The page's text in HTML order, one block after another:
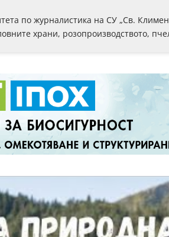
по журналистика на СУ „Св.
храни, розопроизводството,